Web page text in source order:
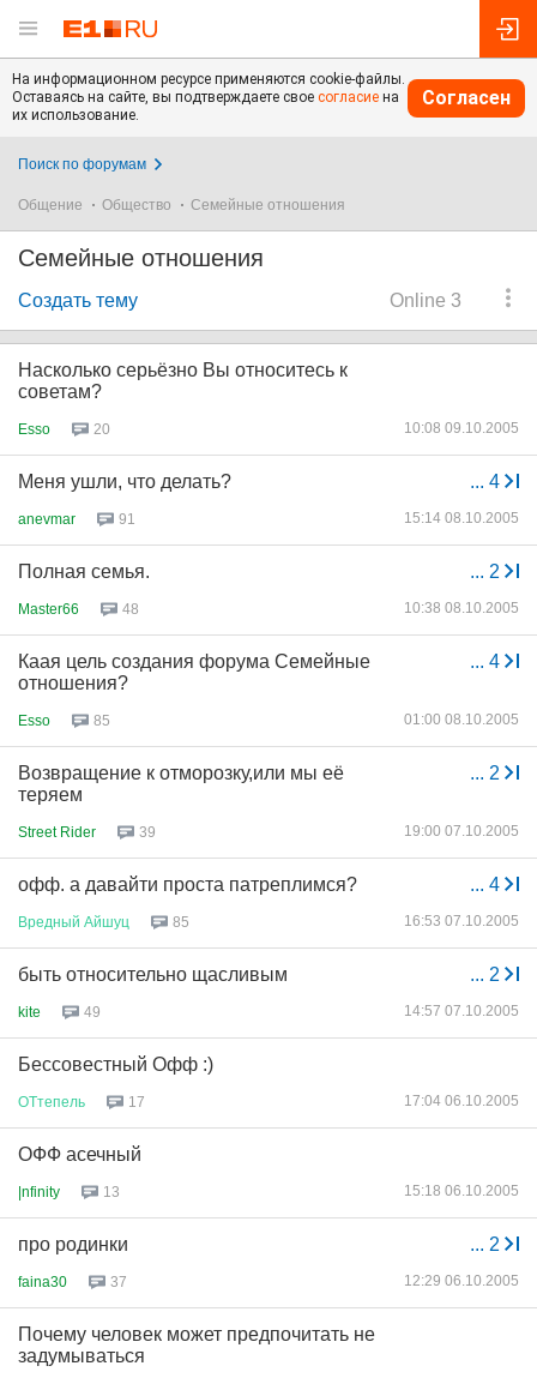
На информационном ресурсе применяются cookie-файлы.
Оставаясь на сайте, вы подтверждаете свое согласие на
их использование.
Согласен
Поиск по форумам
Общение Общество Семейные отношения
Семейные отношения
Online 3
Создать тему
Насколько серьёзно Вы относитесь к
советам?
Esso 20 10:08 09.10.2005
... 4
Меня ушли, что делать?
anevmar 91 15:14 08.10.2005
... 2
Полная семья.
Master66 48 10:38 08.10.2005
... 4
Каая цель создания форума Семейные
отношения?
Esso 85 01:00 08.10.2005
... 2
Возвращение к отморозку,или мы её
теряем
Street Rider 39 19:00 07.10.2005
... 4
офф. а давайти проста патреплимся?
Вредный Айшуц 85 16:53 07.10.2005
... 2
быть относительно щасливым
kite 49 14:57 07.10.2005
Бессовестный Офф :)
ОТтепель 17 17:04 06.10.2005
ОФФ асечный
|nfinity 13 15:18 06.10.2005
... 2
про родинки
faina30 37 12:29 06.10.2005
Почему человек может предпочитать не
задумываться